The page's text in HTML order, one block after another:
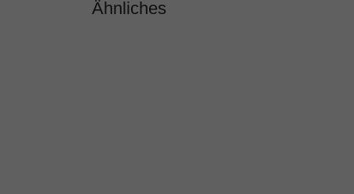
Ähnliches